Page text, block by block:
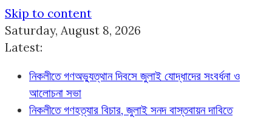
Skip to content
Saturday, August 8, 2026
Latest:
নিকলীতে গণঅভ্যুত্থান দিবসে জুলাই যোদ্ধাদের সংবর্ধনা ও
আলোচনা সভা
নিকলীতে গণহত্যার বিচার, জুলাই সনদ বাস্তবায়ন দাবিতে